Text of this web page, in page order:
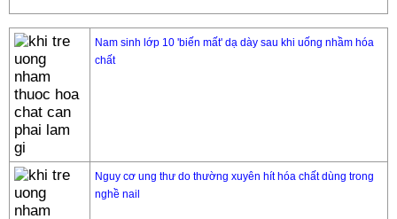
Nam sinh lớp 10 'biến mất' dạ dày sau khi uống nhầm hóa
chất
Nguy cơ ung thư do thường xuyên hít hóa chất dùng trong
nghề nail